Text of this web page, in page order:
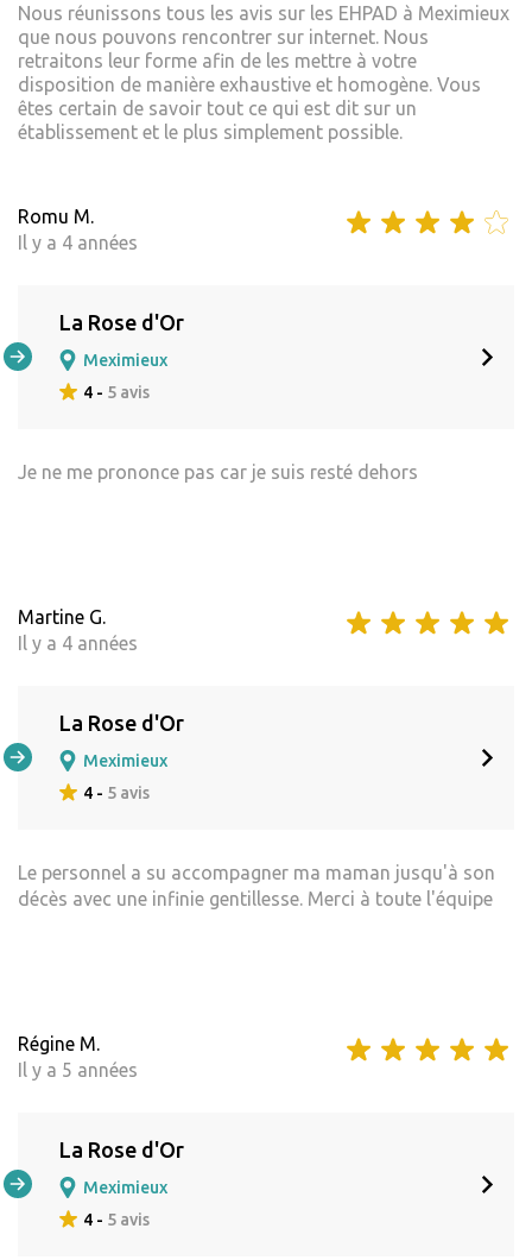
Nous réunissons tous les avis sur les EHPAD à Meximieux
que nous pouvons rencontrer sur internet. Nous
retraitons leur forme afin de les mettre à votre
disposition de manière exhaustive et homogène. Vous
êtes certain de savoir tout ce qui est dit sur un
établissement et le plus simplement possible.
Romu M.
Il y a 4 années
La Rose d'Or
Meximieux
4 - 5 avis
Je ne me prononce pas car je suis resté dehors
Martine G.
Il y a 4 années
La Rose d'Or
Meximieux
4 - 5 avis
Le personnel a su accompagner ma maman jusqu'à son
décès avec une infinie gentillesse. Merci à toute l'équipe
Régine M.
Il y a 5 années
La Rose d'Or
Meximieux
4 - 5 avis